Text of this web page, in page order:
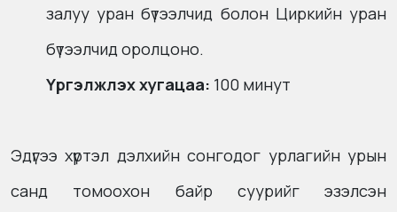
залуу уран бүтээлчид болон Циркийн уран
бүтээлчид оролцоно.
Үргэлжлэх хугацаа: 100 минут
Эдүгээ хүртэл дэлхийн сонгодог урлагийн урын
санд томоохон байр суурийг эзэлсэн